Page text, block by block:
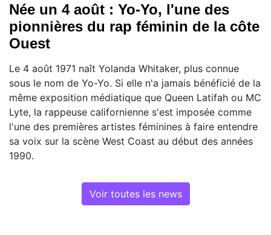
Née un 4 août : Yo-Yo, l'une des
pionnières du rap féminin de la côte
Ouest
Le 4 août 1971 naît Yolanda Whitaker, plus connue
sous le nom de Yo-Yo. Si elle n'a jamais bénéficié de la
même exposition médiatique que Queen Latifah ou MC
Lyte, la rappeuse californienne s'est imposée comme
l'une des premières artistes féminines à faire entendre
sa voix sur la scène West Coast au début des années
1990.
Voir toutes les news